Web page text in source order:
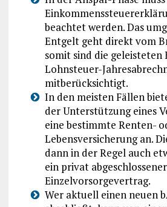
beachtet werden. Das
Entgelt geht direkt vom
somit sind die geleisteten
Lohnsteuer-
mitberücksichtigt.
In den meisten Fällen
der Unterstützung eines
eine bestimmte Renten-
Lebensversicherung an.
dann in der Regel auch
ein privat abgeschlossener
Einzelvorsorgevertrag.
Wer aktuell einen neuen